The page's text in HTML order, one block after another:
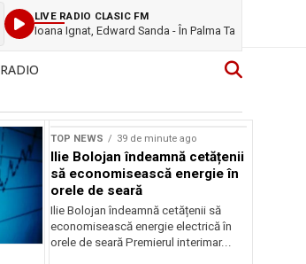
LIVE RADIO CLASIC FM
Ioana Ignat, Edward Sanda - În Palma Ta
RADIO
TOP NEWS 39 de minute ago
Ilie Bolojan îndeamnă cetățenii
să economisească energie în
orele de seară
Ilie Bolojan îndeamnă cetățenii să
economisească energie electrică în
orele de seară Premierul interimar...